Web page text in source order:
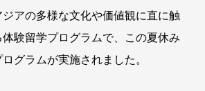
アの多様な文化や価値観に直に触
験留学プログラムで、この夏休み
グラムが実施されました。